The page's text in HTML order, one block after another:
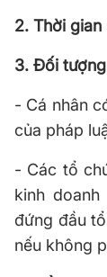
2. Thời gian
3. Đối
- Cá nhân
của pháp
- Các tổ
kinh
đứng đầu
nếu không